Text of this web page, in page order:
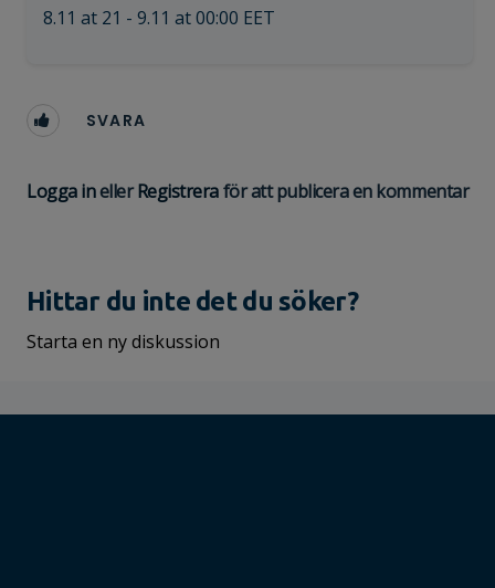
8.11 at 21 - 9.11 at 00:00 EET
SVARA
Logga inellerRegistreraför att publicera en kommentar
Hittar du inte det du söker?
Starta en ny diskussion